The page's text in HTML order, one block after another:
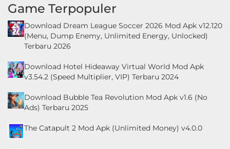
Game Terpopuler
Download Dream League Soccer 2026 Mod Apk v12.120
(Menu, Dump Enemy, Unlimited Energy, Unlocked)
Terbaru 2026
Download Hotel Hideaway Virtual World Mod Apk
v3.54.2 (Speed Multiplier, VIP) Terbaru 2024
Download Bubble Tea Revolution Mod Apk v1.6 (No
Ads) Terbaru 2025
The Catapult 2 Mod Apk (Unlimited Money) v4.0.0